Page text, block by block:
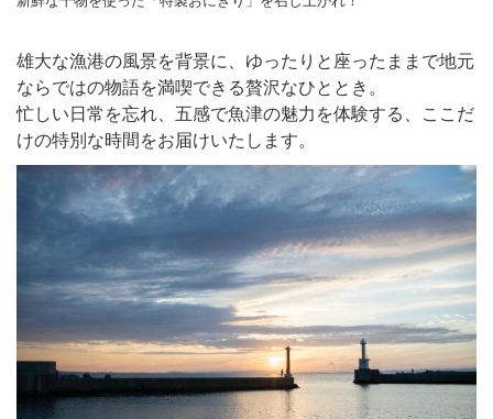
雄大な漁港の風景を背景に、ゆったりと座ったままで地元
ならではの物語を満喫できる贅沢なひととき。
忙しい日常を忘れ、五感で魚津の魅力を体験する、ここだ
けの特別な時間をお届けいたします。